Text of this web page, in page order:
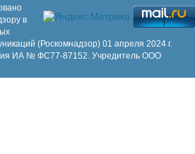
в
(Роскомнадзор) 01 апреля 2024 г.
ИА № ФС77-87152. Учредитель ООО